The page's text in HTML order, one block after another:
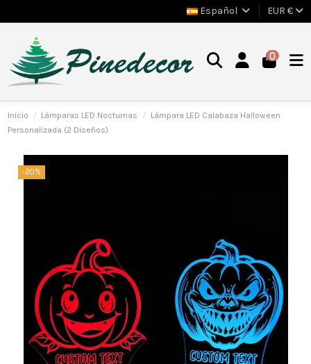
Español EUR €
0
Inicio Lámparas LED Nocturnas
Lámpara LED Calabaza Halloween
Personalizada (2 Diseños)
-20%